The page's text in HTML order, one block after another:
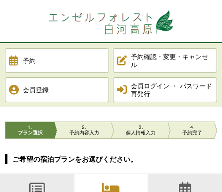
予約
予約確認・変更・キャンセ
ル
会員登録
会員ログイン ・ パスワード
再発行
1
プラン選択
2
予約内容入力
3
個人情報入力
4
予約完了
ご希望の宿泊プランをお選びください。